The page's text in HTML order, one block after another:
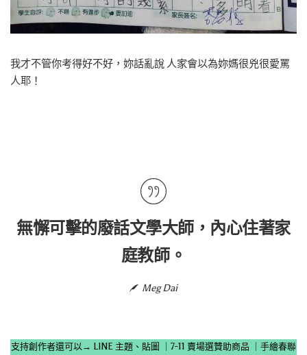
我才不管你考得好不好，妳話亂說 人家會以為妳媽很兇很愛罵
人耶！
無懈可擊的廢話文學大師，內心住著家
庭教師。
Meg Dai
支持創作者還可以→ LINE 主題、貼圖 7-11 賣場選贊助商品
手繪春聯